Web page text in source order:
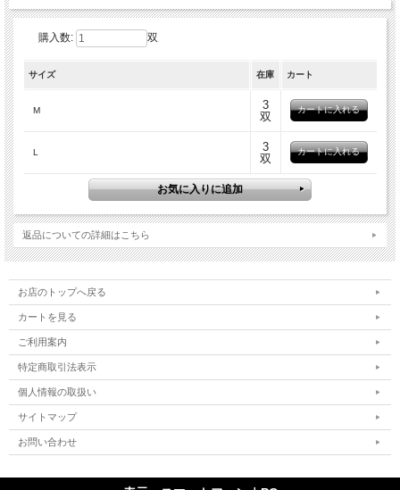
素材[繊維部分] アラミド、ポリエステル、その他
内容量 1双
用途 清掃・サービス業、運輸・物流業、機械工業、自動車関連業、土木・建築業
●ニトリルゴムを手のひらにコーティングしているため、油に強く、摩耗強度にも
優れています。
●特殊スベリ止め加工により、高いスベリ止め効果を発揮します。
●繊維部分は編み目が細かく縫い合わせのない、独自の10ゲージ・シームレス編み
手袋です。
●裾部分は、ほつれを防ぐオーバーロック加工を施しています。
●EN388 Cut Resistant Test : Level 4
※作業内容によっては、強度が満たない場合がありますので、事前に十分ご確認の
上、
ご使用ください。
※ケブラーは、E.I. Dupont社の登録商標です。
購入数: 双
サイズ 在庫 カート
M
3
双
L
3
双
返品についての詳細はこちら
お店のトップへ戻る
カートを見る
ご利用案内
特定商取引法表示
個人情報の取扱い
サイトマップ
お問い合わせ